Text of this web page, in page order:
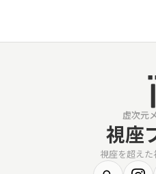
虚次元
視座
視座を超えた